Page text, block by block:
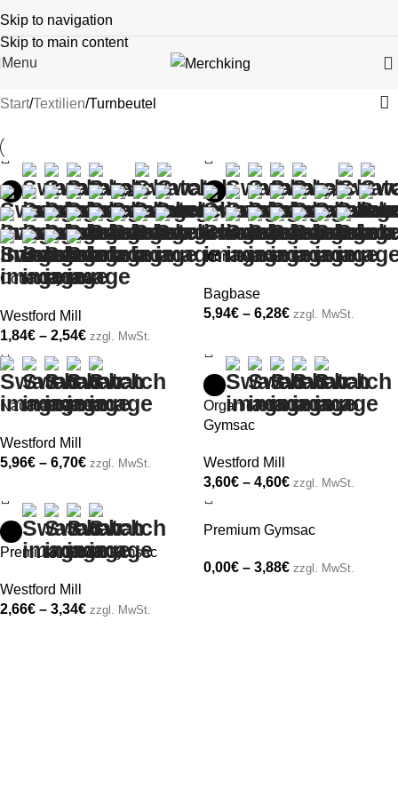
Skip to navigation
Skip to main content
Menu
Start Textilien Turnbeutel
+22
Cotton Gymsac
Westford Mill
1,84€ – 2,54€ zzgl. MwSt.
+17
Icon Gymsac
Bagbase
5,94€ – 6,28€ zzgl. MwSt.
Nautical Gymsac
Westford Mill
5,96€ – 6,70€ zzgl. MwSt.
Organic Premium Cotton
Gymsac
Westford Mill
3,60€ – 4,60€ zzgl. MwSt.
Premium Cotton Gymsac
Westford Mill
2,66€ – 3,34€ zzgl. MwSt.
Premium Gymsac
0,00€ – 3,88€ zzgl. MwSt.